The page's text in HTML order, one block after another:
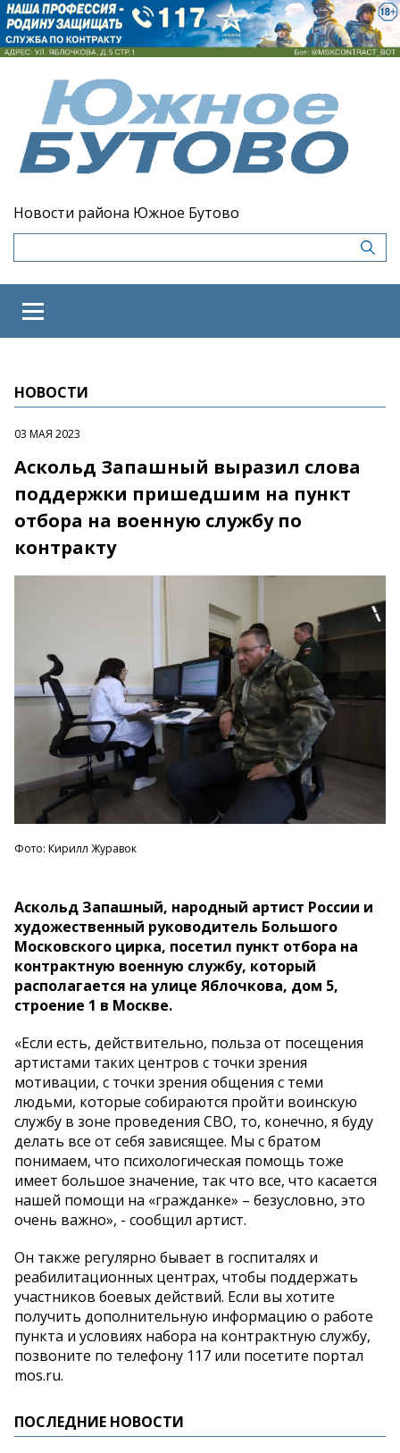
Новости района Южное Бутово
НОВОСТИ
03 МАЯ 2023
Аскольд Запашный выразил слова
поддержки пришедшим на пункт
отбора на военную службу по
контракту
Фото: Кирилл Журавок
Аскольд Запашный, народный артист России и
художественный руководитель Большого
Московского цирка, посетил пункт отбора на
контрактную военную службу, который
располагается на улице Яблочкова, дом 5,
строение 1 в Москве.
«Если есть, действительно, польза от посещения
артистами таких центров с точки зрения
мотивации, с точки зрения общения с теми
людьми, которые собираются пройти воинскую
службу в зоне проведения СВО, то, конечно, я буду
делать все от себя зависящее. Мы с братом
понимаем, что психологическая помощь тоже
имеет большое значение, так что все, что касается
нашей помощи на «гражданке» – безусловно, это
очень важно», - сообщил артист.
Он также регулярно бывает в госпиталях и
реабилитационных центрах, чтобы поддержать
участников боевых действий. Если вы хотите
получить дополнительную информацию о работе
пункта и условиях набора на контрактную службу,
позвоните по телефону 117 или посетите портал
mos.ru.
ПОСЛЕДНИЕ НОВОСТИ